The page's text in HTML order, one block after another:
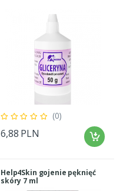
(0)
6,88 PLN
Help4Skin gojenie pęknięć
skóry 7 ml